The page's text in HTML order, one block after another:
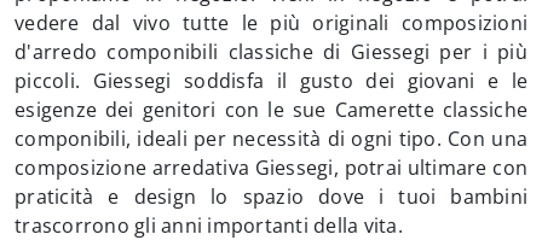
vedere dal vivo tutte le più originali composizioni
d'arredo componibili classiche di Giessegi per i più
piccoli. Giessegi soddisfa il gusto dei giovani e le
esigenze dei genitori con le sue Camerette classiche
componibili, ideali per necessità di ogni tipo. Con una
composizione arredativa Giessegi, potrai ultimare con
praticità e design lo spazio dove i tuoi bambini
trascorrono gli anni importanti della vita.